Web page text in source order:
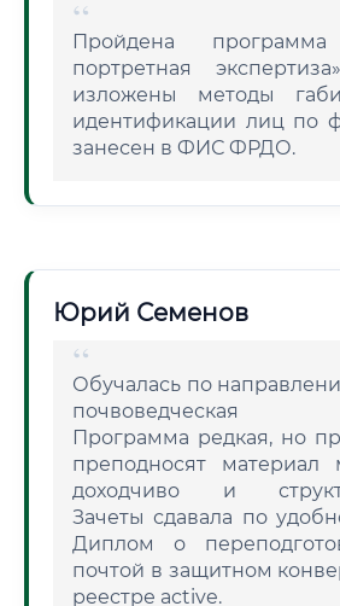
Пройдена программа
портретная
изложены методы
идентификации лиц по
занесен в ФИС ФРДО.
Юрий Семенов
Обучалась по
почвоведческая
Программа редкая, но
преподносят материал
доходчиво и
Зачеты сдавала по
Диплом о
почтой в защитном
реестре active.